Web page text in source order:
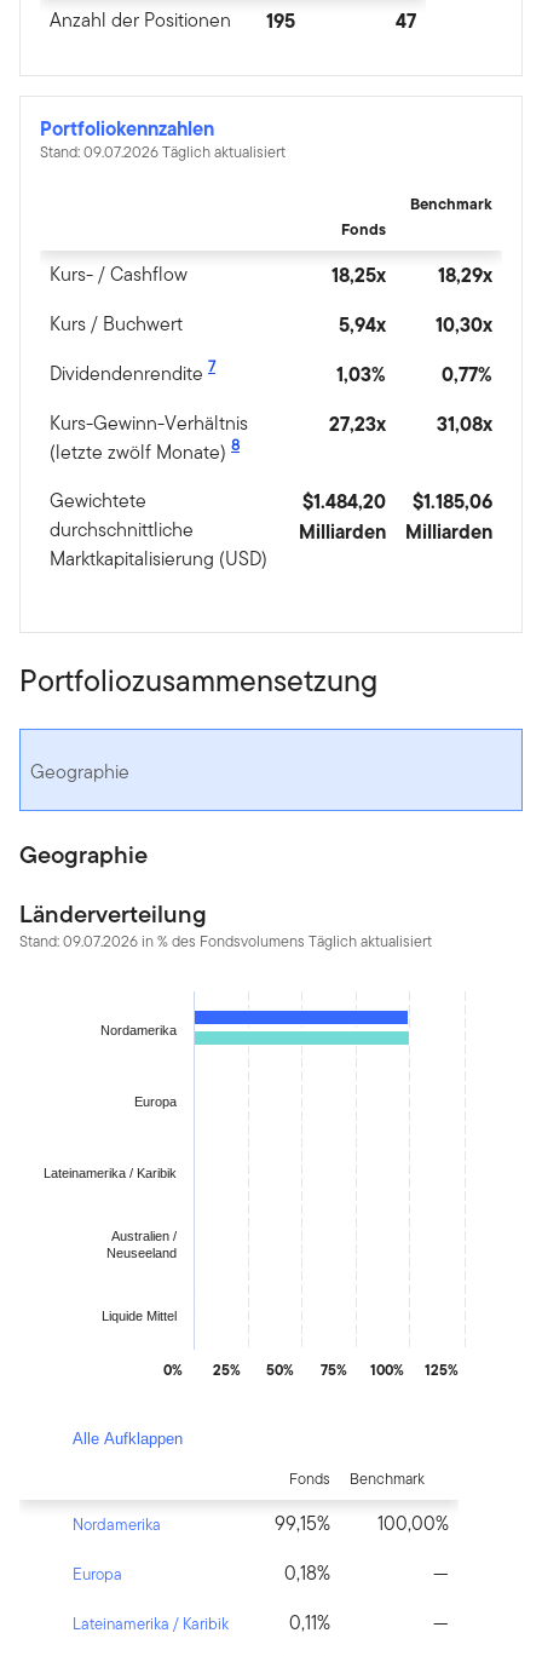
Anzahl der Positionen 195 47
Portfoliokennzahlen
Stand: 09.07.2026 Täglich aktualisiert
Fonds
Benchmark
Kurs- / Cashflow 18,25x 18,29x
Kurs / Buchwert 5,94x 10,30x
Dividendenrendite 7 1,03% 0,77%
Kurs-Gewinn-Verhältnis
(letzte zwölf Monate) 8
27,23x 31,08x
Gewichtete
durchschnittliche
Marktkapitalisierung (USD)
$1.484,20
Milliarden
$1.185,06
Milliarden
Portfoliozusammensetzung
Geographie
Geographie
Länderverteilung
Stand: 09.07.2026 in % des Fondsvolumens Täglich aktualisiert
Bar chart with 2 data series.
The chart has 1 X axis displaying categories.
The chart has 1 Y axis displaying values. Data ranges from
Nordamerika
Europa
Lateinamerika / Karibik
Australien /
Neuseeland
Liquide Mittel
0% 100%
25% 50% 75% 125%
Alle Aufklappen
Fonds
Benchmark
Nordamerika
99,15% 100,00%
Europa 0,18% —
Lateinamerika / Karibik 0,11% —